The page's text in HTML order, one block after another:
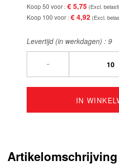
Koop 50 voor € 5,75
Koop 100 voor € 4,92
Levertijd (in werkdagen) : 9
-
IN
Artikelomschrijving